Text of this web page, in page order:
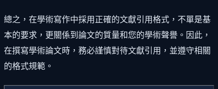
總之，在學術寫作中採用正確的文獻引用格式，不單是基
本的要求，更關係到論文的質量和您的學術聲譽。因此，
在撰寫學術論文時，務必謹慎對待文獻引用，並遵守相關
的格式規範。